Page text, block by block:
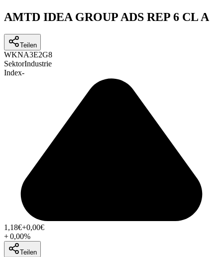
AMTD IDEA GROUP ADS REP 6 CL A
Teilen
WKNA3E2G8
SektorIndustrie
Index-
1,18€+0,00€
+0,00%
Teilen